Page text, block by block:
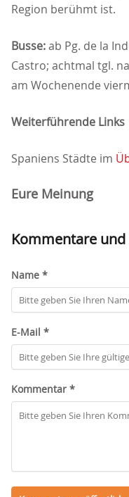
Region berühmt ist.
Busse:ab Pg. de la
Castro; achtmal tgl.
am Wochenende
Weiterführende Links
Spaniens Städte im
Eure Meinung
Kommentare
Name *
E-Mail *
Kommentar *